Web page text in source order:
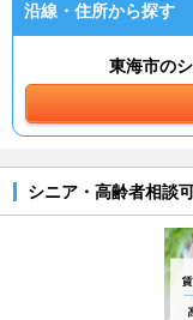
沿線・住所から探す
東海市の
シニア・高齢者相談